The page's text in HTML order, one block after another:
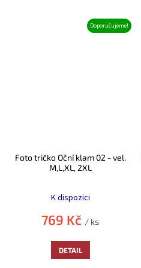
Doporučujeme!
Foto tričko Oční klam 02 - vel.
M,L,XL, 2XL
hodnocení
produktu
je
5,0
z
5
hvězdiček.
K dispozici
769 Kč / ks
DETAIL